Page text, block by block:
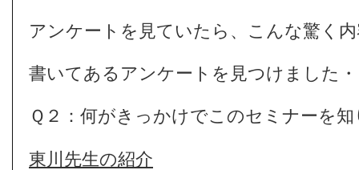
アンケートを見ていたら、こんな驚く
書いてあるアンケートを見つけました
Ｑ２：何がきっかけでこのセミナーを
東川先生の紹介